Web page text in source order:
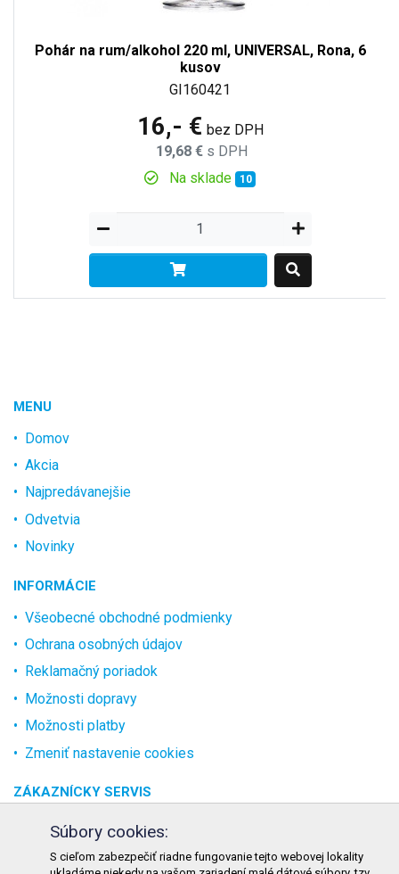
Pohár na rum/alkohol 220 ml, UNIVERSAL, Rona, 6
kusov
GI160421
16,- € bez DPH
19,68 € s DPH
Na sklade
10
MENU
Domov
Akcia
Najpredávanejšie
Odvetvia
Novinky
INFORMÁCIE
Všeobecné obchodné podmienky
Ochrana osobných údajov
Reklamačný poriadok
Možnosti dopravy
Možnosti platby
Zmeniť nastavenie cookies
ZÁKAZNÍCKY SERVIS
O spoločnosti
Kontakt
Súbory cookies:
S cieľom zabezpečiť riadne fungovanie tejto webovej lokality